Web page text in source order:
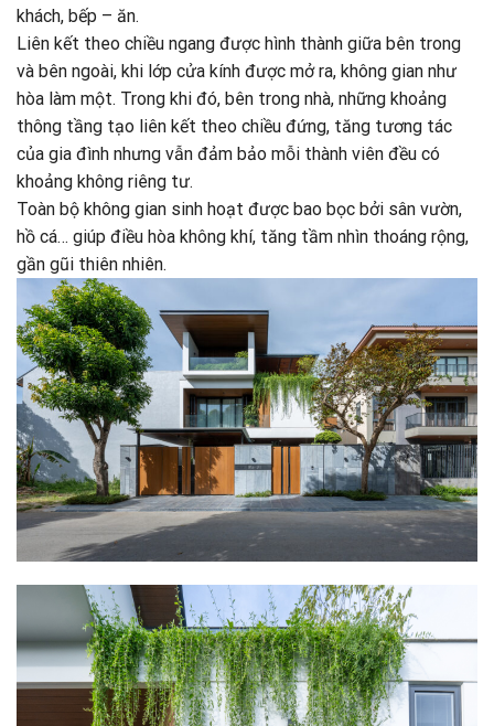
khách, bếp – ăn.
Liên kết theo chiều ngang được hình thành giữa bên trong
và bên ngoài, khi lớp cửa kính được mở ra, không gian như
hòa làm một. Trong khi đó, bên trong nhà, những khoảng
thông tầng tạo liên kết theo chiều đứng, tăng tương tác
của gia đình nhưng vẫn đảm bảo mỗi thành viên đều có
khoảng không riêng tư.
Toàn bộ không gian sinh hoạt được bao bọc bởi sân vườn,
hồ cá… giúp điều hòa không khí, tăng tầm nhìn thoáng rộng,
gần gũi thiên nhiên.